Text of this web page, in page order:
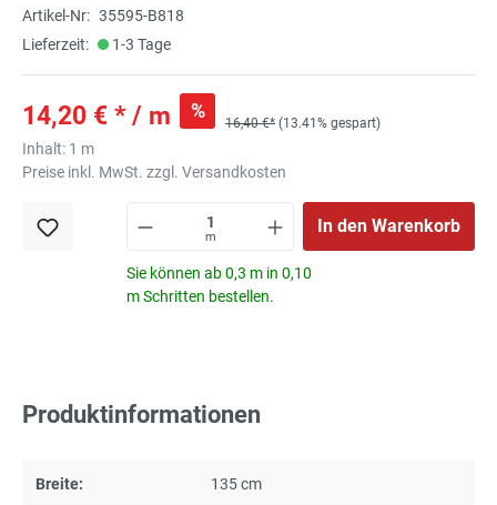
Artikel-Nr: 35595-B818
Lieferzeit:
1-3 Tage
14,20 € * / m %
16,40 €* (13.41% gespart)
Inhalt: 1 m
Preise inkl. MwSt. zzgl. Versandkosten
m
In den Warenkorb
Sie können ab 0,3 m in 0,10
m Schritten bestellen.
Produktinformationen
Breite: 135 cm